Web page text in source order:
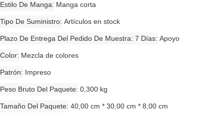
Estilo De Manga Manga corta
Tipo De Suministro Artículos en stock
Plazo De Entrega Del Pedido De Muestra: 7 Días Apoyo
Color Mezcla de colores
Patrón Impreso
Peso Bruto Del Paquete 0,300 kg
Tamaño Del Paquete 40,00 cm * 30,00 cm * 8,00 cm